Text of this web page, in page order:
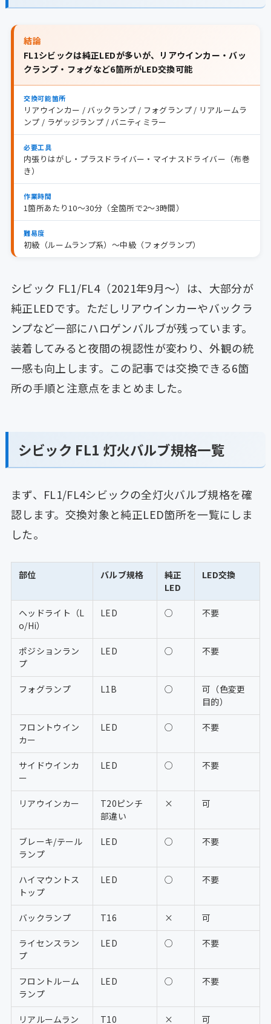
結論
FL1シビックは純正LEDが多いが、リアウインカー・バッ
クランプ・フォグなど6箇所がLED交換可能
交換可能箇所
リアウインカー / バックランプ / フォグランプ / リアルームラ
ンプ / ラゲッジランプ / バニティミラー
必要工具
内張りはがし・プラスドライバー・マイナスドライバー（布巻
き）
作業時間
1箇所あたり10〜30分（全箇所で2〜3時間）
難易度
初級（ルームランプ系）〜中級（フォグランプ）
シビック FL1/FL4（2021年9月〜）は、大部分が
純正LEDです。ただしリアウインカーやバックラ
ンプなど一部にハロゲンバルブが残っています。
装着してみると夜間の視認性が変わり、外観の統
一感も向上します。この記事では交換できる6箇
所の手順と注意点をまとめました。
シビック FL1 灯火バルブ規格一覧
まず、FL1/FL4シビックの全灯火バルブ規格を確
認します。交換対象と純正LED箇所を一覧にしま
した。
部位 バルブ規格
純正
LED
LED交換
ヘッドライト（L
o/Hi）
LED ○ 不要
ポジションラン
プ
LED ○ 不要
フォグランプ L1B ○
可（色変更
目的）
フロントウイン
カー
LED ○ 不要
サイドウインカ
ー
LED ○ 不要
リアウインカー
T20ピンチ
部違い
× 可
ブレーキ/テール
ランプ
LED ○ 不要
ハイマウントス
トップ
LED ○ 不要
バックランプ T16 × 可
ライセンスラン
プ
LED ○ 不要
フロントルーム
ランプ
LED ○ 不要
リアルームラン T10 × 可